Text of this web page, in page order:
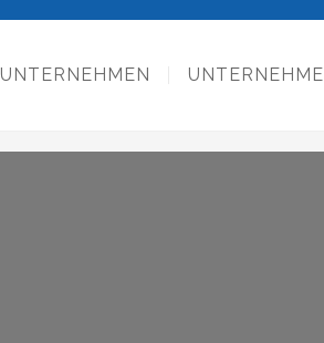
UNTERNEHMEN